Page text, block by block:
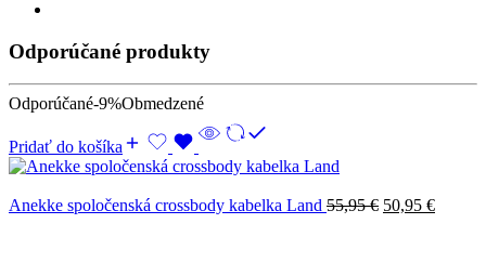
Odporúčané produkty
Odporúčané-9%Obmedzené
Pridať do košíka
Anekke spoločenská crossbody kabelka Land 55,95€ 50,95 €